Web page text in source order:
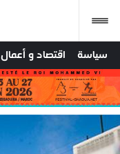
سياسة اقتصاد و أعمال